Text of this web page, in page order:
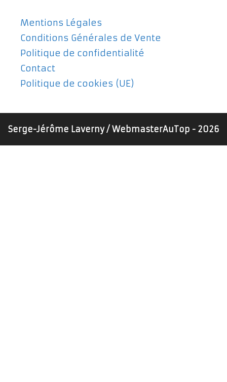
Mentions Légales
Conditions Générales de Vente
Politique de confidentialité
Contact
Politique de cookies (UE)
Serge-Jérôme Laverny / WebmasterAuTop - 2026